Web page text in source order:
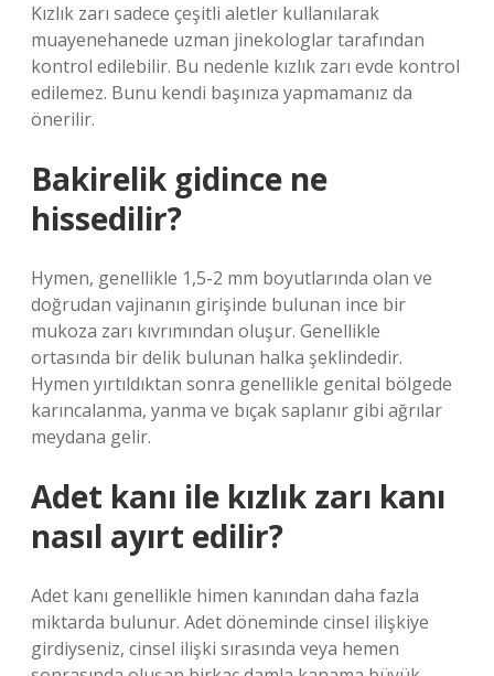
Kızlık zarı sadece çeşitli aletler kullanılarak
muayenehanede uzman jinekologlar tarafından
kontrol edilebilir. Bu nedenle kızlık zarı evde kontrol
edilemez. Bunu kendi başınıza yapmamanız da
önerilir.
Bakirelik gidince ne
hissedilir?
Hymen, genellikle 1,5-2 mm boyutlarında olan ve
doğrudan vajinanın girişinde bulunan ince bir
mukoza zarı kıvrımından oluşur. Genellikle
ortasında bir delik bulunan halka şeklindedir.
Hymen yırtıldıktan sonra genellikle genital bölgede
karıncalanma, yanma ve bıçak saplanır gibi ağrılar
meydana gelir.
Adet kanı ile kızlık zarı kanı
nasıl ayırt edilir?
Adet kanı genellikle himen kanından daha fazla
miktarda bulunur. Adet döneminde cinsel ilişkiye
girdiyseniz, cinsel ilişki sırasında veya hemen